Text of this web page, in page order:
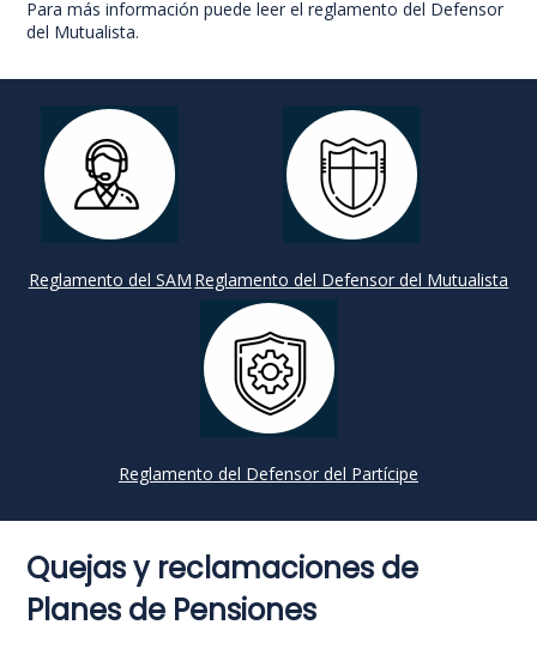
Para más información puede leer el reglamento del Defensor
del Mutualista.
Reglamento del SAM Reglamento del Defensor del Mutualista
Reglamento del Defensor del Partícipe
Quejas y reclamaciones de
Planes de Pensiones